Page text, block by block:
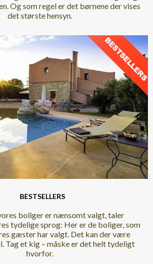
Og som regel er det børnene der vises
det største hensyn.
BESTSELLERS
boliger er nænsomt valgt, taler
tydelige sprog: Her er de boliger, som
gæster har valgt. Det kan der være
Tag et kig – måske er det helt tydeligt
hvorfor.